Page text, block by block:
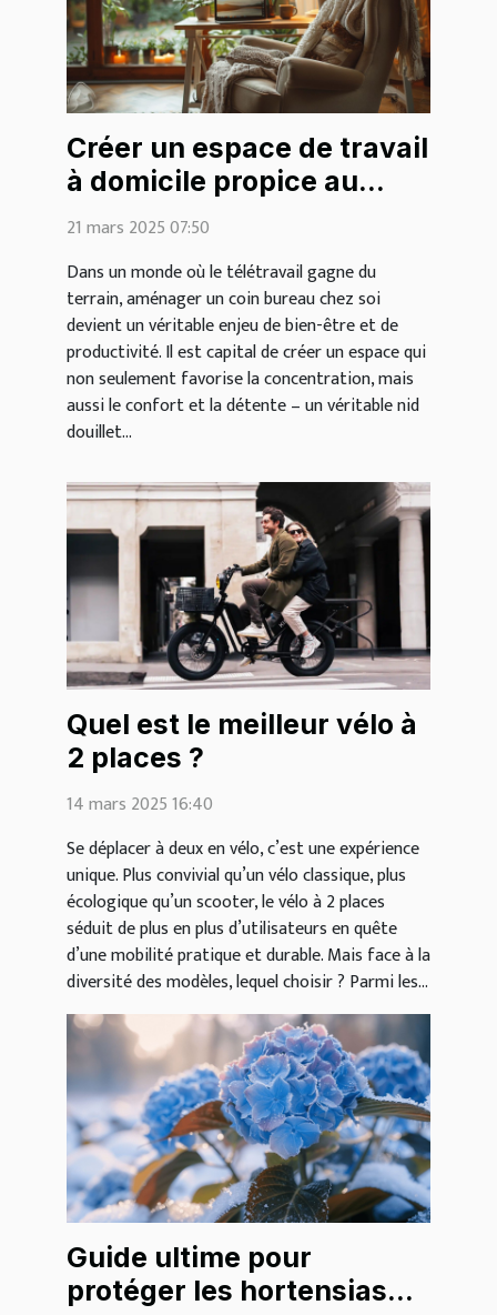
Créer un espace de travail
à domicile propice au
cocooning
21 mars 2025 07:50
Dans un monde où le télétravail gagne du
terrain, aménager un coin bureau chez soi
devient un véritable enjeu de bien-être et de
productivité. Il est capital de créer un espace qui
non seulement favorise la concentration, mais
aussi le confort et la détente – un véritable nid
douillet...
Quel est le meilleur vélo à
2 places ?
14 mars 2025 16:40
Se déplacer à deux en vélo, c’est une expérience
unique. Plus convivial qu’un vélo classique, plus
écologique qu’un scooter, le vélo à 2 places
séduit de plus en plus d’utilisateurs en quête
d’une mobilité pratique et durable. Mais face à la
diversité des modèles, lequel choisir ? Parmi les...
Guide ultime pour
protéger les hortensias